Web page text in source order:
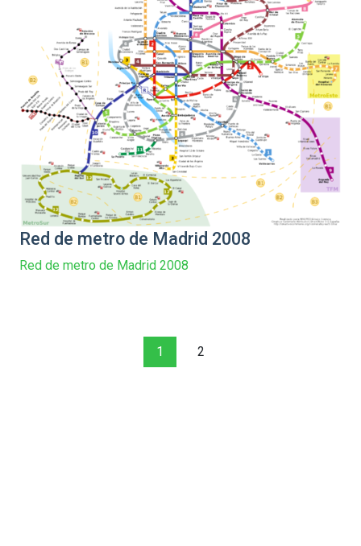
Red de metro de Madrid 2008
Red de metro de Madrid 2008
1 2